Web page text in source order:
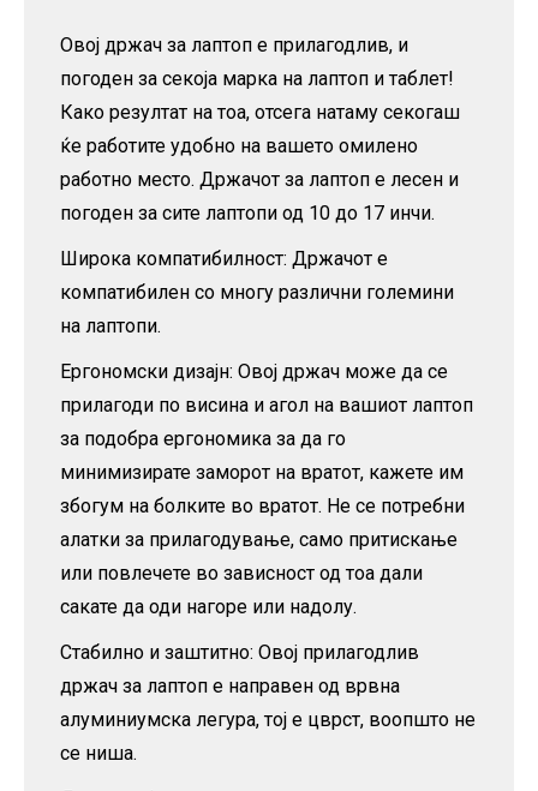
Овој држач за лаптоп е прилагодлив, и
погоден за секоја марка на лаптоп и таблет!
Како резултат на тоа, отсега натаму секогаш
ќе работите удобно на вашето омилено
работно место. Држачот за лаптоп е лесен и
погоден за сите лаптопи од 10 до 17 инчи.
Широка компатибилност: Држачот е
компатибилен со многу различни големини
на лаптопи.
Ергономски дизајн: Овој држач може да се
прилагоди по висина и агол на вашиот лаптоп
за подобра ергономика за да го
минимизирате заморот на вратот, кажете им
збогум на болките во вратот. Не се потребни
алатки за прилагодување, само притискање
или повлечете во зависност од тоа дали
сакате да оди нагоре или надолу.
Стабилно и заштитно: Овој прилагодлив
држач за лаптоп е направен од врвна
алуминиумска легура, тој е цврст, воопшто не
се ниша.